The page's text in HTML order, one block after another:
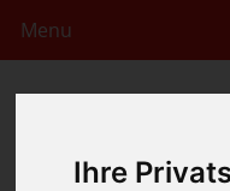
Ihre
Menu